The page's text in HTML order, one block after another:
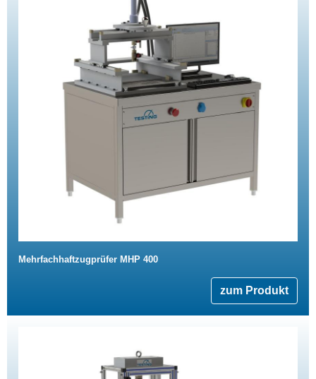
Mehrfachhaftzugprüfer MHP 400
zum Produkt